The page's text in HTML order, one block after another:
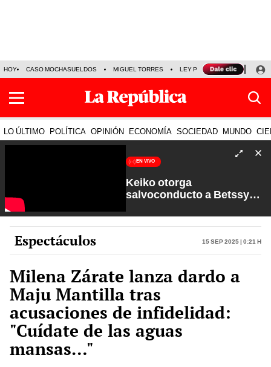
HOY CASO MOCHASUELDOS MIGUEL TORRES LEY PULPÍN PRECIO DEL
LO ÚLTIMO POLÍTICA OPINIÓN ECONOMÍA SOCIEDAD MUNDO
EN VIVO
Keiko otorga
salvoconducto a Betssy
Petroperú | Sin Guion con
Rosa María Palacios
Espectáculos 15 Sep 2025 | 0:21 h
Milena Zárate lanza dardo a
Maju Mantilla tras
acusaciones de infidelidad:
"Cuídate de las aguas
mansas…"